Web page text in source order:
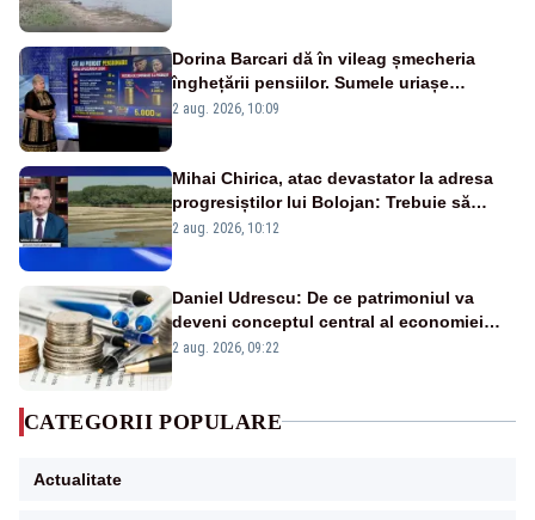
Dorina Barcari dă în vileag șmecheria
înghețării pensiilor. Sumele uriașe
pierdute de fiecare român
2 aug. 2026, 10:09
Mihai Chirica, atac devastator la adresa
progresiștilor lui Bolojan: Trebuie să
protejăm și natura, dar nu șținem omaneii
2 aug. 2026, 10:12
Daniel Udrescu: De ce patrimoniul va
deveni conceptul central al economiei
viitoare?
2 aug. 2026, 09:22
CATEGORII POPULARE
Actualitate